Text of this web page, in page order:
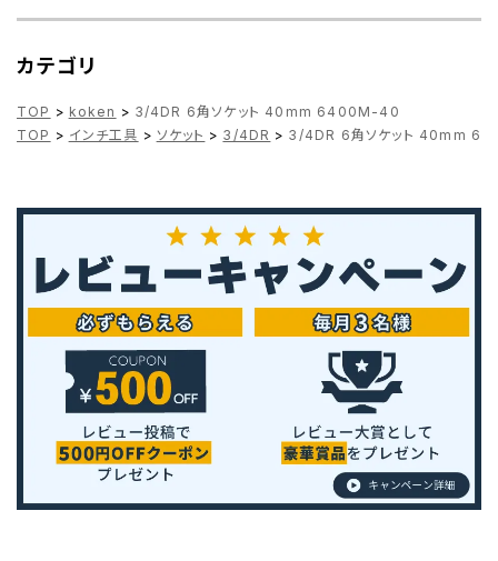
カテゴリ
TOP > koken > 3/4DR 6角ソケット 40mm 6400M-40
TOP > インチ工具 > ソケット > 3/4DR > 3/4DR 6角ソケット 40mm